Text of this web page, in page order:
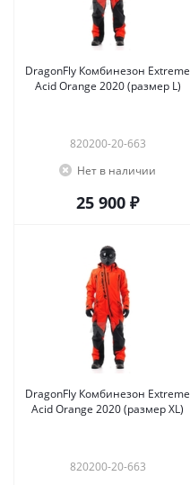
DragonFly Комбинезон Extreme
Acid Orange 2020 (размер L)
820200-20-663
Нет в наличии
25 900 ₽
DragonFly Комбинезон Extreme
Acid Orange 2020 (размер XL)
820200-20-663